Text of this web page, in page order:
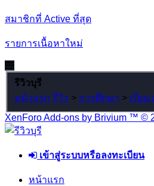
สมาชิกที่ Active ที่สุด
รายการเนื้อหาใหม่
รีวิวบุรี
หน้าแรก รีวิว > การศึกษา > เรียน
XenForo Add-ons by Brivium ™ ©
เข้าสู่ระบบหรือลงทะเบียน
หน้าแรก